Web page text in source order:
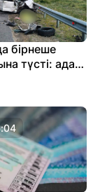
бірнеше
түсті: адам